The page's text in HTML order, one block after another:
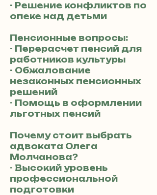
- Решение конфликтов по
опеке над детьми
Пенсионные вопросы:
- Перерасчет пенсий для
работников культуры
- Обжалование
незаконных пенсионных
решений
- Помощь в оформлении
льготных пенсий
Почему стоит выбрать
адвоката Олега
Молчанова?
- Высокий уровень
профессиональной
подготовки